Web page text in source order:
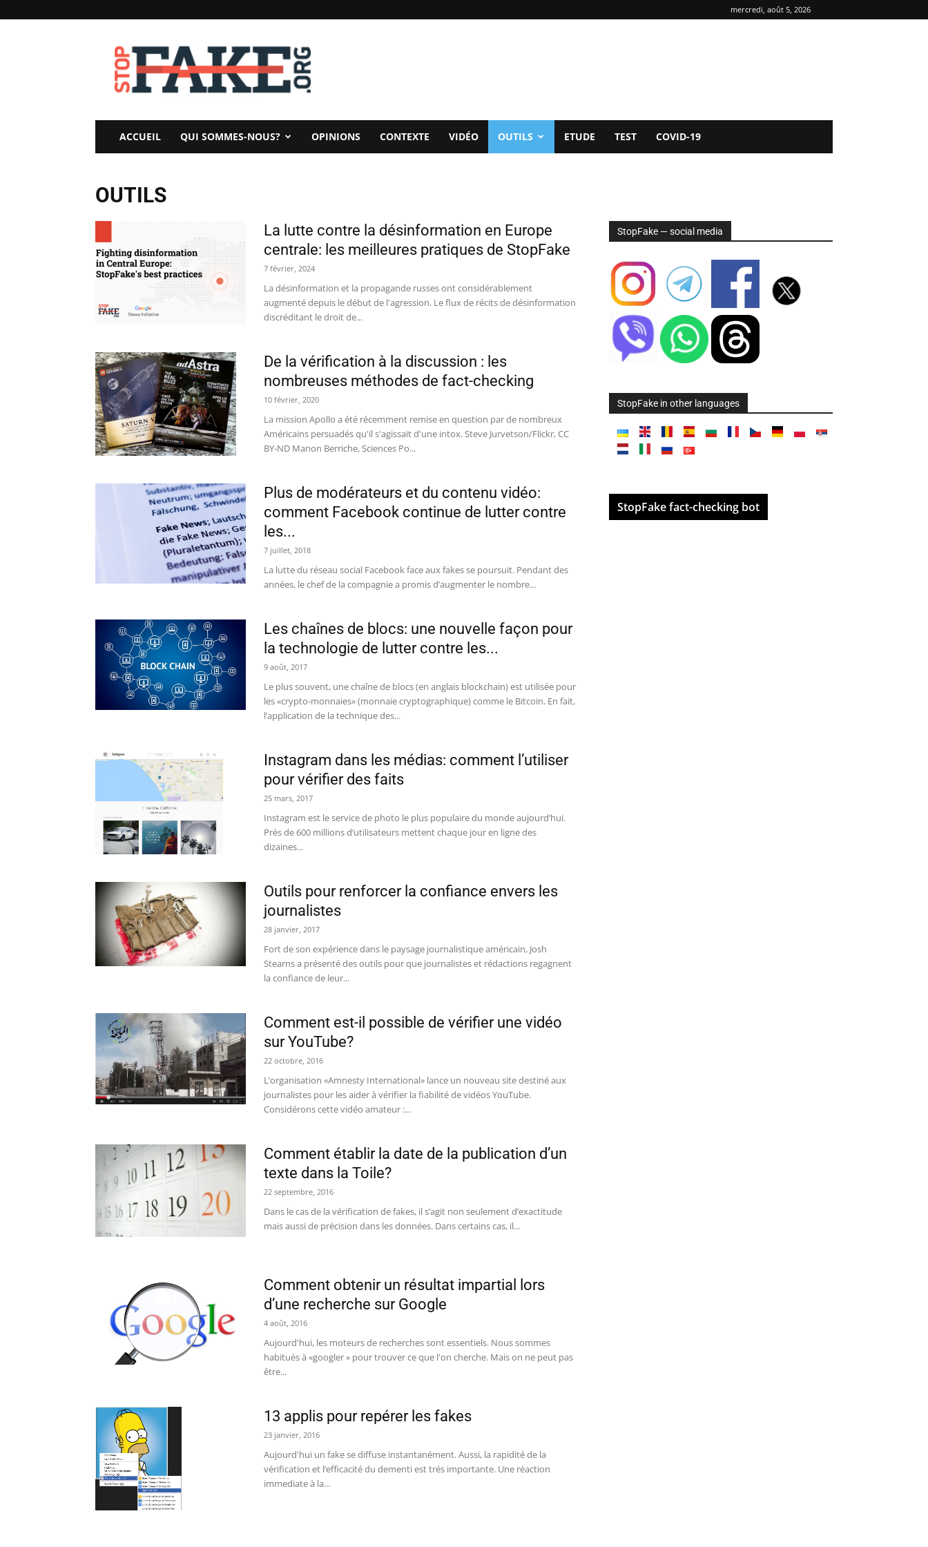
mercredi, août 5, 2026
StopFake
ACCUEIL QUI SOMMES-NOUS? OPINIONS CONTEXTE VIDÉO OUTILS ETUDE TEST COVID-19
OUTILS
La lutte contre la désinformation en Europe
centrale: les meilleures pratiques de StopFake
7 février, 2024
La désinformation et la propagande russes ont considérablement
augmenté depuis le début de l'agression. Le flux de récits de désinformation
discréditant le droit de...
De la vérification à la discussion : les
nombreuses méthodes de fact-checking
10 février, 2020
La mission Apollo a été récemment remise en question par de nombreux
Américains persuadés qu'il s'agissait d'une intox. Steve Jurvetson/Flickr, CC
BY-ND Manon Berriche, Sciences Po...
Plus de modérateurs et du contenu vidéo:
comment Facebook continue de lutter contre
les...
7 juillet, 2018
La lutte du réseau social Facebook face aux fakes se poursuit. Pendant des
années, le chef de la compagnie a promis d’augmenter le nombre...
Les chaînes de blocs: une nouvelle façon pour
la technologie de lutter contre les...
9 août, 2017
Le plus souvent, une chaîne de blocs (en anglais blockchain) est utilisée pour
les «crypto-monnaies» (monnaie cryptographique) comme le Bitcoin. En fait,
l’application de la technique des...
Instagram dans les médias: comment l’utiliser
pour vérifier des faits
25 mars, 2017
Instagram est le service de photo le plus populaire du monde aujourd’hui.
Près de 600 millions d’utilisateurs mettent chaque jour en ligne des
dizaines...
Outils pour renforcer la confiance envers les
journalistes
28 janvier, 2017
Fort de son expérience dans le paysage journalistique américain, Josh
Stearns a présenté des outils pour que journalistes et rédactions regagnent
la confiance de leur...
Comment est-il possible de vérifier une vidéo
sur YouTube?
22 octobre, 2016
L’organisation «Amnesty International» lance un nouveau site destiné aux
journalistes pour les aider à vérifier la fiabilité de vidéos YouTube.
Considérons cette vidéo amateur :...
Comment établir la date de la publication d’un
texte dans la Toile?
22 septembre, 2016
Dans le cas de la vérification de fakes, il s’agit non seulement d’exactitude
mais aussi de précision dans les données. Dans certains cas, il...
Comment obtenir un résultat impartial lors
d’une recherche sur Google
4 août, 2016
Aujourd'hui, les moteurs de recherches sont essentiels. Nous sommes
habitués à «googler » pour trouver ce que l'on cherche. Mais on ne peut pas
être...
13 applis pour repérer les fakes
23 janvier, 2016
Aujourd'hui un fake se diffuse instantanément. Aussi, la rapidité de la
vérification et l’efficacité du dementi est trés importante. Une réaction
immediate à la...
StopFake — social media
StopFake in other languages
StopFake fact-checking bot